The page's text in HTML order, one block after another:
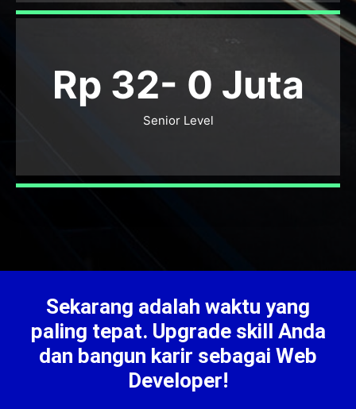
Rp 32- 0 Juta
Senior Level
Sekarang adalah waktu yang
paling tepat. Upgrade skill Anda
dan bangun karir sebagai Web
Developer!